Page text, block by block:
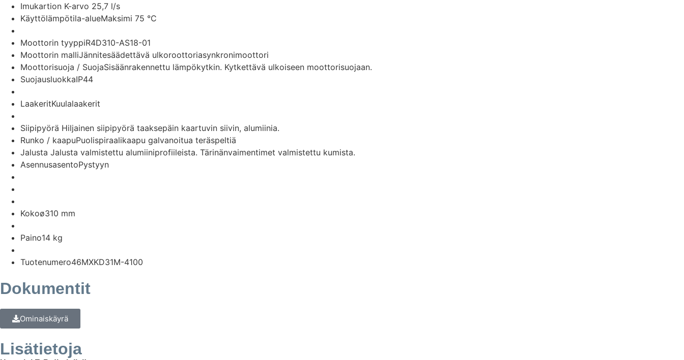
Imukartion K-arvo 25,7 l/s
Käyttölämpötila-alueMaksimi 75 °C
Moottorin tyyppiR4D310-AS18-01
Moottorin malliJännitesäädettävä ulkoroottoriasynkronimoottori
Moottorisuoja / SuojaSisäänrakennettu lämpökytkin. Kytkettävä ulkoiseen moottorisuojaan.
SuojausluokkaIP44
LaakeritKuulalaakerit
Siipipyörä Hiljainen siipipyörä taaksepäin kaartuvin siivin, alumiinia.
Runko / kaapuPuolispiraalikaapu galvanoitua teräspeltiä
Jalusta Jalusta valmistettu alumiiniprofiileista. Tärinänvaimentimet valmistettu kumista.
AsennusasentoPystyyn
Kokoø310 mm
Paino14 kg
Tuotenumero46MXKD31M-4100
Dokumentit
Ominaiskäyrä
Lisätietoja